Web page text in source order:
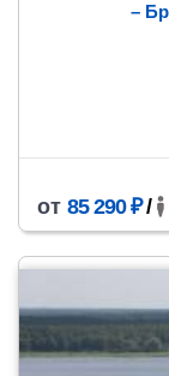
–
от 85 290 ₽/